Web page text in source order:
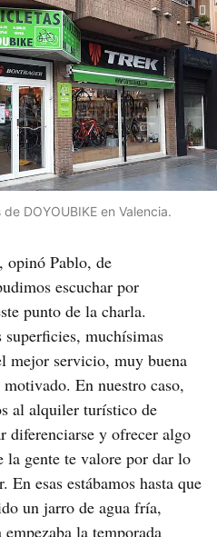
DOYOUBIKE en Valencia.
opinó Pablo, de
escuchar por
punto de la charla.
muchísimas
mejor servicio, muy buena
En nuestro caso,
al alquiler turístico de
diferenciarse y ofrecer algo
la gente te valore por dar lo
En esas estábamos hasta que
un jarro de agua fría,
la temporada